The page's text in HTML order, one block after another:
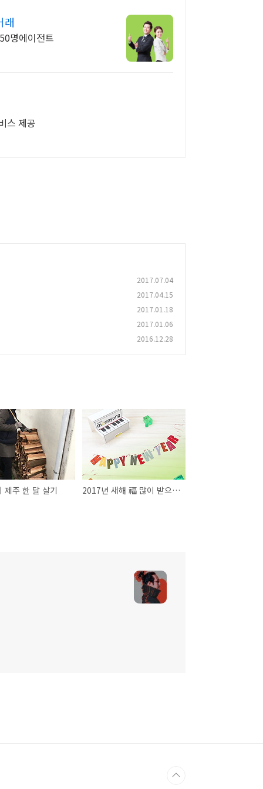
래
명에이전트
스 제공
2017.07.04
2017.04.15
2017.01.18
2017.01.06
2016.12.28
제주 한 달 살기 2017년 새해 福 많이 받으십시오.